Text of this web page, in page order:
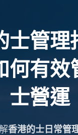
士管理
何有效
士營運
香港的士日常管